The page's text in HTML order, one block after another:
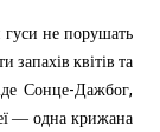
гуси не порушать
запахів квітів та
Сонце-Дажбог,
— одна крижана